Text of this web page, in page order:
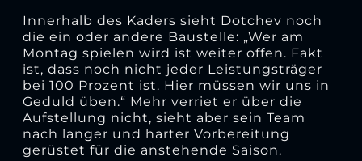
Innerhalb des Kaders sieht Dotchev noch
die ein oder andere Baustelle: „Wer am
Montag spielen wird ist weiter offen. Fakt
ist, dass noch nicht jeder Leistungsträger
bei 100 Prozent ist. Hier müssen wir uns in
Geduld üben.“ Mehr verriet er über die
Aufstellung nicht, sieht aber sein Team
nach langer und harter Vorbereitung
gerüstet für die anstehende Saison.